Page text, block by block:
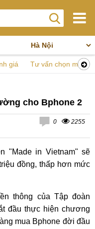
giá Tư vấn chọn mua
cho Bphone 2
0 2255
"Made in Vietnam" sẽ
đồng, thấp hơn mức
thông của Tập đoàn
đầu thực hiện chương
mua Bphone đời đầu